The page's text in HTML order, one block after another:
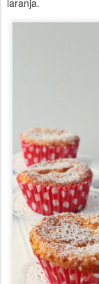
laranja.